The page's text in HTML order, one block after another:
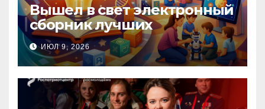
Вышел в свет электронный
сборник лучших
инновационных практик
педагогов дошкольного
образования!
ИЮЛ 9, 2026